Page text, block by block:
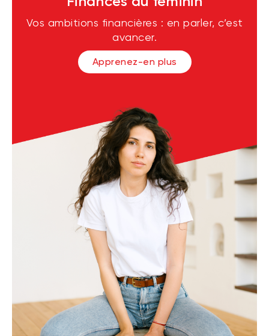
Vos ambitions financières : en parler, c’est
avancer.
Apprenez-en plus